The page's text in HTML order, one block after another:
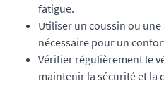
fatigue.
Utiliser un coussin ou
nécessaire pour un
Vérifier régulièrement le
maintenir la sécurité et la